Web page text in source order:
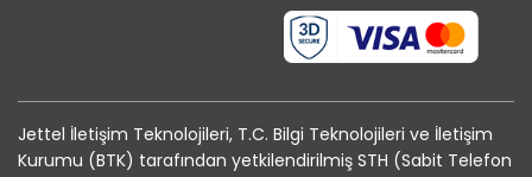
Jettel İletişim Teknolojileri, T.C. Bilgi Teknolojileri ve İletişim
Kurumu (BTK) tarafından yetkilendirilmiş STH (Sabit Telefon